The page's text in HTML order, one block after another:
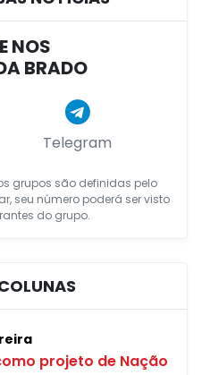
NOS
BRADO
Telegram
grupos são definidas pelo
seu número poderá ser visto
do grupo.
projeto de Nação